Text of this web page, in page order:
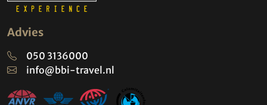
Advies
050 3136000
info@bbi-travel.nl